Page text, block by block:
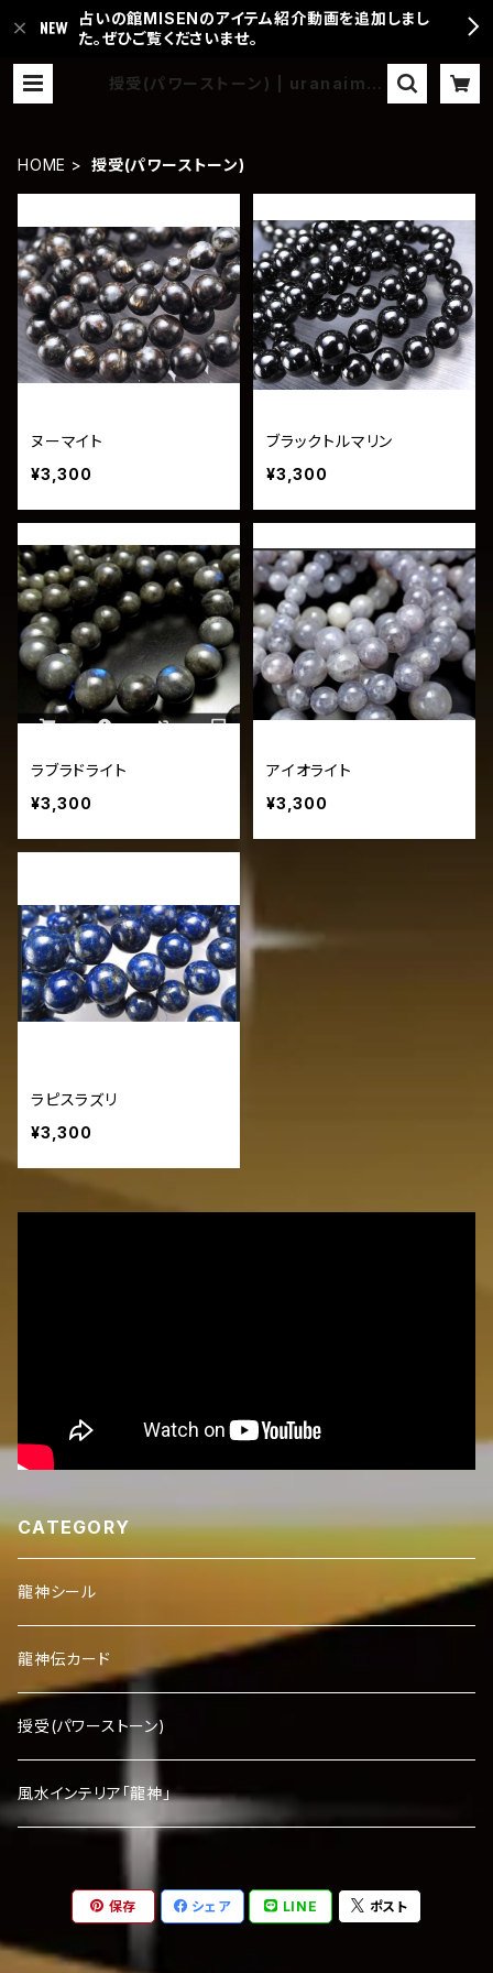
占いの館MISENのアイテム紹介動画を追加しまし
た。ぜひご覧くださいませ。
授受(パワーストーン) | uranaimis
HOME 授受(パワーストーン)
ヌーマイト
¥3,300
ブラックトルマリン
¥3,300
ラブラドライト
¥3,300
アイオライト
¥3,300
ラピスラズリ
¥3,300
CATEGORY
龍神シール
龍神伝カード
授受(パワーストーン)
風水インテリア「龍神」
保存 シェア LINE ポスト